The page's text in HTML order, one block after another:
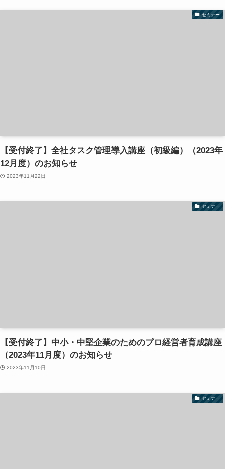
セミナー
【受付終了】全社タスク管理導入講座（初級編）（2023年
12月度）のお知らせ
2023年11月22日
セミナー
【受付終了】中小・中堅企業のためのプロ経営者育成講座
（2023年11月度）のお知らせ
2023年11月10日
セミナー